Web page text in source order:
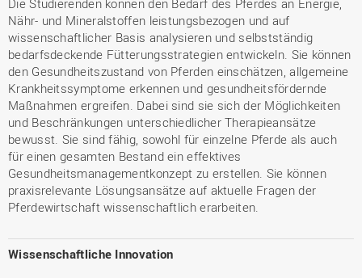
Die Studierenden können den Bedarf des Pferdes an Energie,
Nähr- und Mineralstoffen leistungsbezogen und auf
wissenschaftlicher Basis analysieren und selbstständig
bedarfsdeckende Fütterungsstrategien entwickeln. Sie können
den Gesundheitszustand von Pferden einschätzen, allgemeine
Krankheitssymptome erkennen und gesundheitsfördernde
Maßnahmen ergreifen. Dabei sind sie sich der Möglichkeiten
und Beschränkungen unterschiedlicher Therapieansätze
bewusst. Sie sind fähig, sowohl für einzelne Pferde als auch
für einen gesamten Bestand ein effektives
Gesundheitsmanagementkonzept zu erstellen. Sie können
praxisrelevante Lösungsansätze auf aktuelle Fragen der
Pferdewirtschaft wissenschaftlich erarbeiten.
Wissenschaftliche Innovation